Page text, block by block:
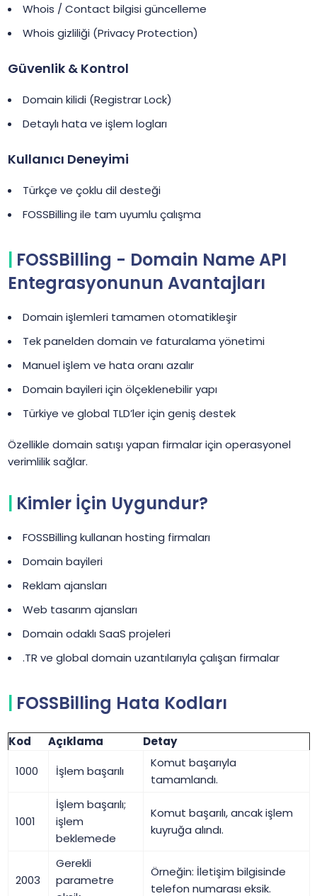
Whois / Contact bilgisi güncelleme
Whois gizliliği (Privacy Protection)
Güvenlik & Kontrol
Domain kilidi (Registrar Lock)
Detaylı hata ve işlem logları
Kullanıcı Deneyimi
Türkçe ve çoklu dil desteği
FOSSBilling ile tam uyumlu çalışma
FOSSBilling - Domain Name API
Entegrasyonunun Avantajları
Domain işlemleri tamamen otomatikleşir
Tek panelden domain ve faturalama yönetimi
Manuel işlem ve hata oranı azalır
Domain bayileri için ölçeklenebilir yapı
Türkiye ve global TLD’ler için geniş destek
Özellikle domain satışı yapan firmalar için operasyonel
verimlilik sağlar.
Kimler İçin Uygundur?
FOSSBilling kullanan hosting firmaları
Domain bayileri
Reklam ajansları
Web tasarım ajansları
Domain odaklı SaaS projeleri
.TR ve global domain uzantılarıyla çalışan firmalar
FOSSBilling Hata Kodları
Kod Açıklama
Detay
1000
İşlem başarılı
Komut başarıyla
tamamlandı.
1001
İşlem başarılı;
işlem
beklemede
Komut başarılı, ancak işlem
kuyruğa alındı.
2003
Gerekli
parametre
Örneğin: İletişim bilgisinde
telefon numarası eksik.